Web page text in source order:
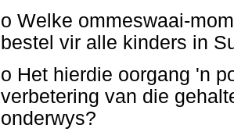
o Welke ommeswaai-
bestel vir alle kinders in
o Het hierdie oorgang 'n
verbetering van die
onderwys?